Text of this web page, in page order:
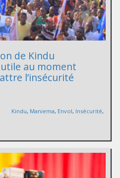
de Kindu
au moment
l’insécurité
Kindu, Maniema, Envol, Insécurité,